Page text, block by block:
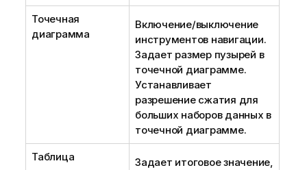
Точечная
диаграмма
Включение/выключение
инструментов навигации.
Задает размер пузырей в
точечной диаграмме.
Устанавливает
разрешение сжатия для
больших наборов данных в
точечной диаграмме.
Таблица
Задает итоговое значение,